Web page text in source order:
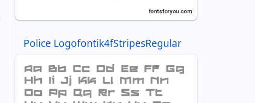
Police Logofontik4fStripesRegular